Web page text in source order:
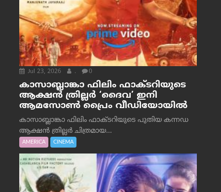
Jul 23, 2026 . 0
കാസാബ്ലാങ്കാ ഫിലിം ഫാക്ടറിയുടെ
ആക്ഷൻ ത്രില്ലർ ‘ദൈവ’ ഇനി
ആമസോൺ പ്രൈം വീഡിയോയിൽ
കാസാബ്ലാങ്കാ ഫിലിം ഫാക്ടറിയുടെ പുതിയ കന്നഡ
ആക്ഷൻ ത്രില്ലർ ചിത്രമായ...
AMERICA CINEMA